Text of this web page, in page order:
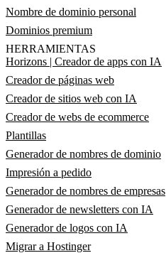
Nombre de dominio personal
Dominios premium
HERRAMIENTAS
Horizons | Creador de apps con IA
Creador de páginas web
Creador de sitios web con IA
Creador de webs de ecommerce
Plantillas
Generador de nombres de dominio
Impresión a pedido
Generador de nombres de empresas
Generador de newsletters con IA
Generador de logos con IA
Migrar a Hostinger